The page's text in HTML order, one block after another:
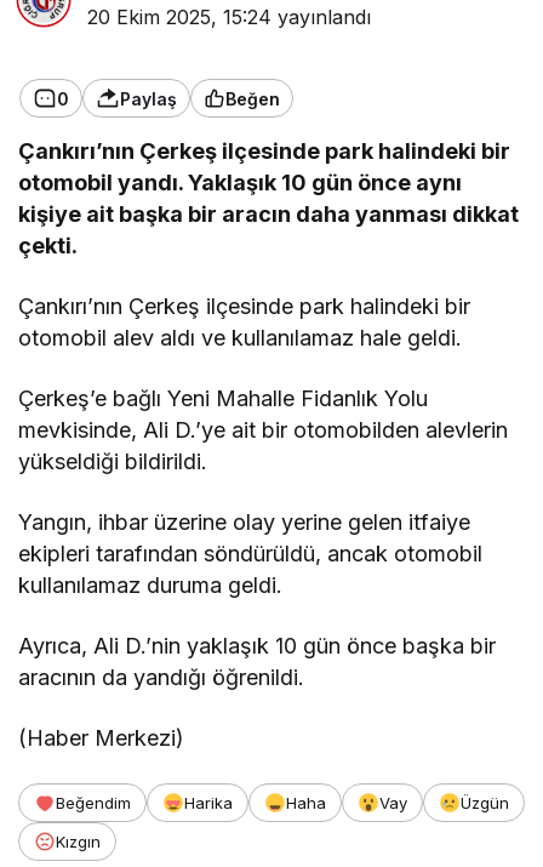
20 Ekim 2025, 15:24 yayınlandı
0 Paylaş Beğen
Çankırı’nın Çerkeş ilçesinde park halindeki bir
otomobil yandı. Yaklaşık 10 gün önce aynı
kişiye ait başka bir aracın daha yanması dikkat
çekti.
Çankırı’nın Çerkeş ilçesinde park halindeki bir
otomobil alev aldı ve kullanılamaz hale geldi.
Çerkeş’e bağlı Yeni Mahalle Fidanlık Yolu
mevkisinde, Ali D.’ye ait bir otomobilden alevlerin
yükseldiği bildirildi.
Yangın, ihbar üzerine olay yerine gelen itfaiye
ekipleri tarafından söndürüldü, ancak otomobil
kullanılamaz duruma geldi.
Ayrıca, Ali D.’nin yaklaşık 10 gün önce başka bir
aracının da yandığı öğrenildi.
(Haber Merkezi)
Beğendim Harika Haha Vay
Üzgün
Kızgın